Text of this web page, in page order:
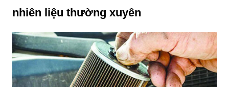
nhiên liệu thường xuyên